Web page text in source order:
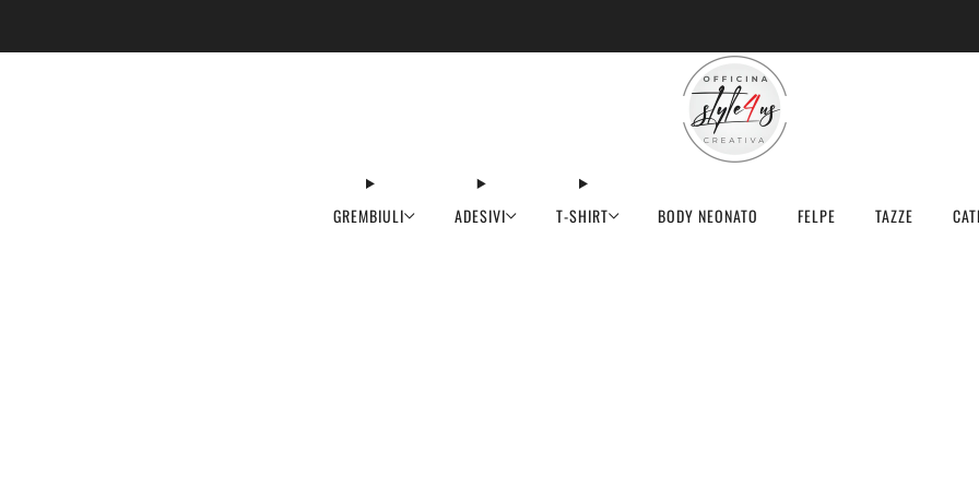
GREMBIULI ADESIVI T-SHIRT BODY NEONATO FELPE TAZZE